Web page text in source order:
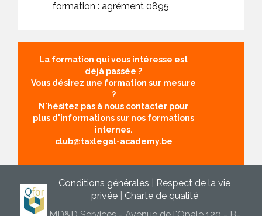
formation : agrément 0895
La formation qui vous intéresse est
déjà passée ?
Vous désirez une formation sur mesure
?
N'hésitez pas à nous contacter pour
plus d'informations sur nos formations
internes.
club@taxlegal-academy.be
Conditions générales
Respect de la vie
privée| Charte de qualité